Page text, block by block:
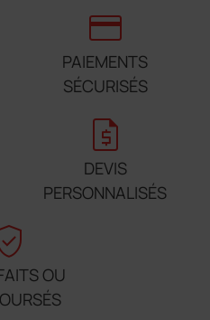
credit_card
PAIEMENTS
SÉCURISÉS
request_quote
DEVIS
PERSONNALISÉS
OU